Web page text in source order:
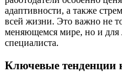
адаптивности, а также
всей жизни. Это важно не
меняющемся мире, но и для
специалиста.
Ключевые тенденции